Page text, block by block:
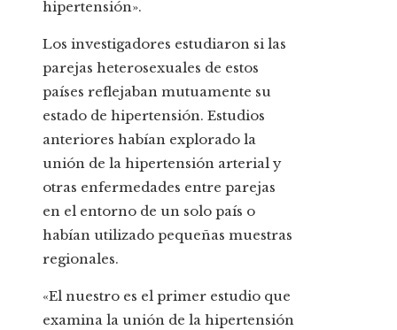
hipertensión».
Los investigadores estudiaron si las
parejas heterosexuales de estos
países reflejaban mutuamente su
estado de hipertensión. Estudios
anteriores habían explorado la
unión de la hipertensión arterial y
otras enfermedades entre parejas
en el entorno de un solo país o
habían utilizado pequeñas muestras
regionales.
«El nuestro es el primer estudio que
examina la unión de la hipertensión